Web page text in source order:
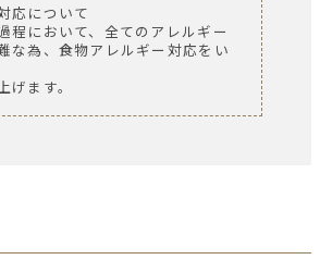
応について
程において、全てのアレルギー
な為、食物アレルギー対応をい
ます。